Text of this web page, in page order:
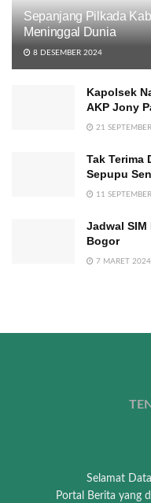
Sepanjang Pilkada
Meninggal Dunia
8 DESEMBER 2024
Kapolsek
AKP Jony
21
Tak Terima
Sepupu
11
Jadwal
Bogor
7 MARET 2024
Selamat
Portal Berita yang